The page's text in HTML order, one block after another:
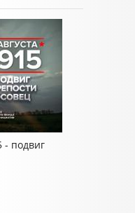
- подвиг